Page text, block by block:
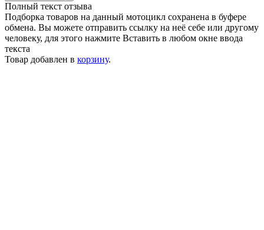
Полный текст отзыва
Подборка товаров на данный мотоцикл сохранена в буфере
обмена. Вы можете отправить ссылку на неё себе или другому
человеку, для этого нажмите Вставить в любом окне ввода
текста
Товар добавлен в корзину.